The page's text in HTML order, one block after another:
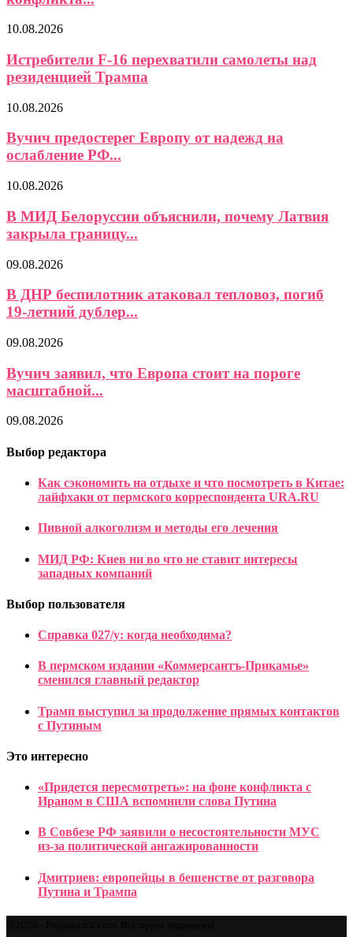
10.08.2026
Истребители F-16 перехватили самолеты над
резиденцией Трампа
10.08.2026
Вучич предостерег Европу от надежд на
ослабление РФ...
10.08.2026
В МИД Белоруссии объяснили, почему Латвия
закрыла границу...
09.08.2026
В ДНР беспилотник атаковал тепловоз, погиб
19-летний дублер...
09.08.2026
Вучич заявил, что Европа стоит на пороге
масштабной...
09.08.2026
Выбор редактора
Как сэкономить на отдыхе и что посмотреть в Китае:
лайфхаки от пермского корреспондента URA.RU
Пивной алкоголизм и методы его лечения
МИД РФ: Киев ни во что не ставит интересы
западных компаний
Выбор пользователя
Справка 027/у: когда необходима?
В пермском издании «Коммерсантъ-Прикамье»
сменился главный редактор
Трамп выступил за продолжение прямых контактов
с Путиным
Это интересно
«Придется пересмотреть»: на фоне конфликта с
Ираном в США вспомнили слова Путина
В Совбезе РФ заявили о несостоятельности МУС
из‑за политической ангажированности
Дмитриев: европейцы в бешенстве от разговора
Путина и Трампа